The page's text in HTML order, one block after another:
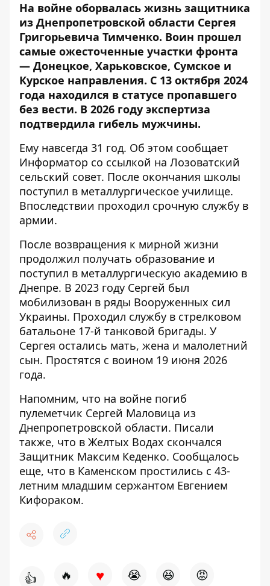
На войне оборвалась жизнь защитника
из Днепропетровской области Сергея
Григорьевича Тимченко. Воин прошел
самые ожесточенные участки фронта
— Донецкое, Харьковское, Сумское и
Курское направления. С 13 октября 2024
года находился в статусе пропавшего
без вести. В 2026 году экспертиза
подтвердила гибель мужчины.
Ему навсегда 31 год. Об этом сообщает
Информатор со ссылкой на Лозоватский
сельский совет. После окончания школы
поступил в металлургическое училище.
Впоследствии проходил срочную службу в
армии.
После возвращения к мирной жизни
продолжил получать образование и
поступил в металлургическую академию в
Днепре. В 2023 году Сергей был
мобилизован в ряды Вооруженных сил
Украины. Проходил службу в стрелковом
батальоне 17-й танковой бригады. У
Сергея остались мать, жена и малолетний
сын. Простятся с воином 19 июня 2026
года.
Напомним, что на войне погиб
пулеметчик Сергей Маловица из
Днепропетровской области. Писали
также, что в Желтых Водах скончался
Защитник Максим Кеденко. Сообщалось
еще, что в Каменском простились с 43-
летним младшим сержантом Евгением
Кифораком.
👍 🔥 ♥ 😭 😆 😡